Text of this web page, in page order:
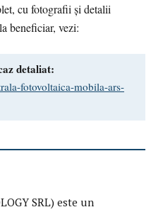
cu fotografii și detalii
beneficiar, vezi:
detaliat:
fotovoltaica-mobila-ars-
SRL) este un